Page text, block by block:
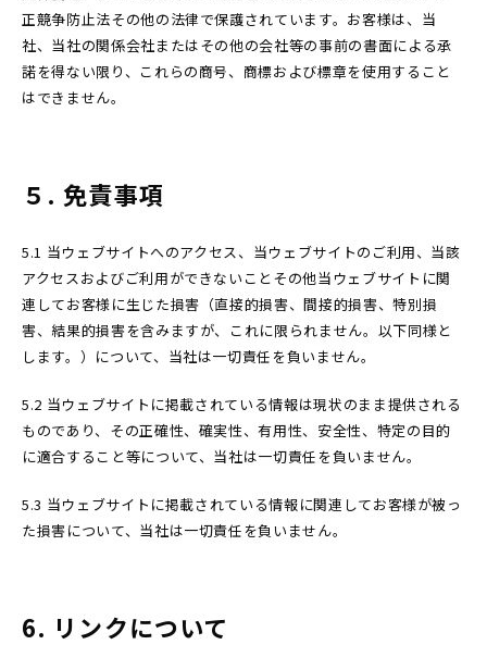
正競争防止法その他の法律で保護されています。お客様は、当
社、当社の関係会社またはその他の会社等の事前の書面による承
諾を得ない限り、これらの商号、商標および標章を使用すること
はできません。
５. 免責事項
5.1 当ウェブサイトへのアクセス、当ウェブサイトのご利用、当該
アクセスおよびご利用ができないことその他当ウェブサイトに関
連してお客様に生じた損害（直接的損害、間接的損害、特別損
害、結果的損害を含みますが、これに限られません。以下同様と
します。）について、当社は一切責任を負いません。
5.2 当ウェブサイトに掲載されている情報は現状のまま提供される
ものであり、その正確性、確実性、有用性、安全性、特定の目的
に適合すること等について、当社は一切責任を負いません。
5.3 当ウェブサイトに掲載されている情報に関連してお客様が被っ
た損害について、当社は一切責任を負いません。
6. リンクについて